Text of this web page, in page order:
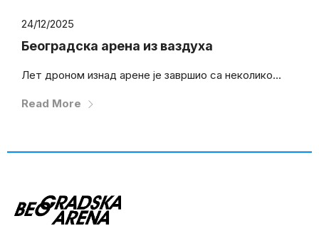
24/12/2025
Београдска арена из ваздуха
Лет дроном изнад арене је завршио са неколико...
Read More